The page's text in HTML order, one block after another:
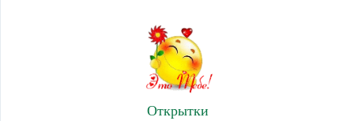
Открытки